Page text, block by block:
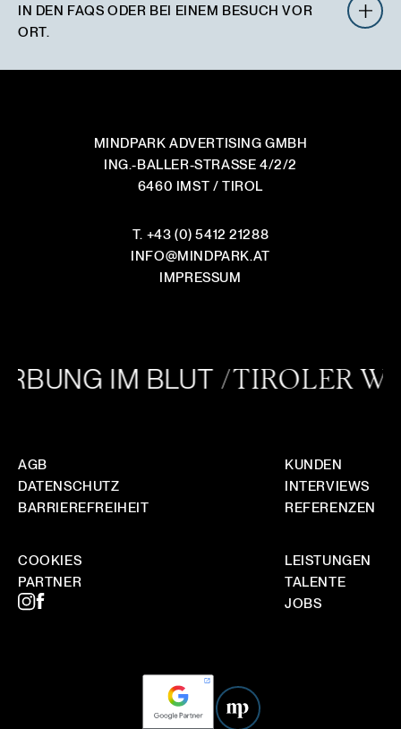
IN DEN FAQS ODER BEI EINEM BESUCH VOR
ORT.
WIE LÄUFT EINE ZUSAMMENARBEIT GENAU AB?
IST DAS BERATUNGSGESPRÄCH WIRKLICH
KOSTENLOS UND UNVERBINDLICH?
WO ARBEITET IHR MIT TEMPLATES UND WO
WIRD VOM WEISSEN BLATT AUS DESIGNT?
ARBEITET IHR PROJEKTBEZOGEN ODER
UNSERER MARKE PASST?
MINDPARK ADVERTISING GMBH
ING.-BALLER-STRASSE 4/2/2
6460 IMST / TIROL
T. +43 (0) 5412 21288
INFO@MINDPARK.AT
IMPRESSUM
AGB
DATENSCHUTZ
BARRIEREFREIHEIT
COOKIES
PARTNER
IM BLUT/TIROLER
KUNDEN
INTERVIEWS
REFERENZEN
LEISTUNGEN
TALENTE
JOBS